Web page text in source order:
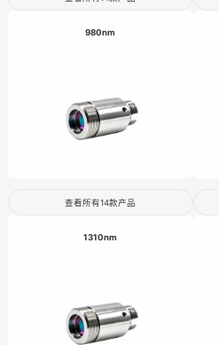
980nm
查看所有14款产品
1310nm